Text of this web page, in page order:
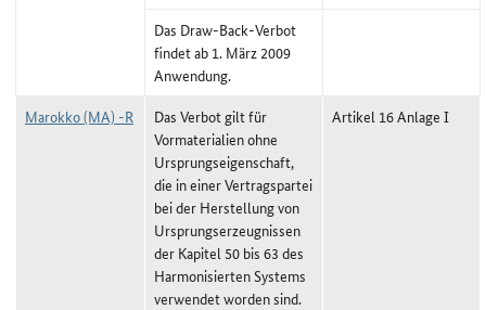
Das Draw-Back-Verbot
findet ab 1. März 2009
Anwendung.
Marokko (MA) -R
Das Verbot gilt für
Vormaterialien ohne
Ursprungseigenschaft,
die in einer Vertragspartei
bei der Herstellung von
Ursprungserzeugnissen
der Kapitel 50 bis 63 des
Harmonisierten Systems
verwendet worden sind.
Artikel 16 Anlage I